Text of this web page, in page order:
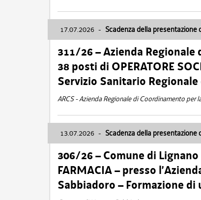
17.07.2026 - Scadenza della presentazione
311/26 – Azienda
38 posti di OPERATORE
Servizio Sanitario
ARCS - Azienda Regionale di Coordinamento per
13.07.2026 - Scadenza della presentazione
306/26 – Comune di Lignano
FARMACIA – presso
Sabbiadoro – Formazione